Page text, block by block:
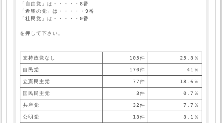
「自由党」は・・・・・8番
「希望の党」は・・・・・9番
「社民党」は・・・・・0番
を押して下さい。
支持政党なし 105件 25.3％
自民党 170件 41％
立憲民主党 77件 18.6％
国民民主党 3件 0.7％
共産党 32件 7.7％
公明党 13件 3.1％